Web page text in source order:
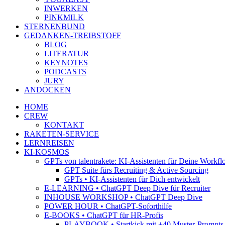
INWERKEN
PINKMILK
STERNENBUND
GEDANKEN-TREIBSTOFF
BLOG
LITERATUR
KEYNOTES
PODCASTS
JURY
ANDOCKEN
HOME
CREW
KONTAKT
RAKETEN-SERVICE
LERNREISEN
KI-KOSMOS
GPTs von talentrakete: KI-Assistenten für Deine
GPT Suite fürs Recruiting & Active Sourcing
GPTs • KI-Assistenten für Dich entwickelt
E-LEARNING • ChatGPT Deep Dive für Recruiter
INHOUSE WORKSHOP • ChatGPT Deep Dive
POWER HOUR • ChatGPT-Soforthilfe
E-BOOKS • ChatGPT für HR-Profis